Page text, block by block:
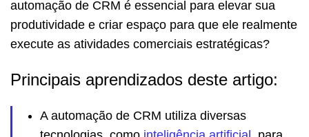
automação de CRM é essencial para elevar sua
produtividade e criar espaço para que ele realmente
execute as atividades comerciais estratégicas?
Principais aprendizados deste artigo:
A automação de CRM utiliza diversas